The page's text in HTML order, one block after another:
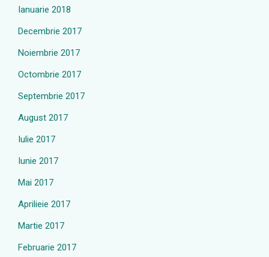
Ianuarie 2018
Decembrie 2017
Noiembrie 2017
Octombrie 2017
Septembrie 2017
August 2017
Iulie 2017
Iunie 2017
Mai 2017
Aprilieie 2017
Martie 2017
Februarie 2017